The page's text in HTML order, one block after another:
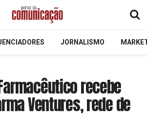
JORNALISMO
recebe
Ventures, rede de